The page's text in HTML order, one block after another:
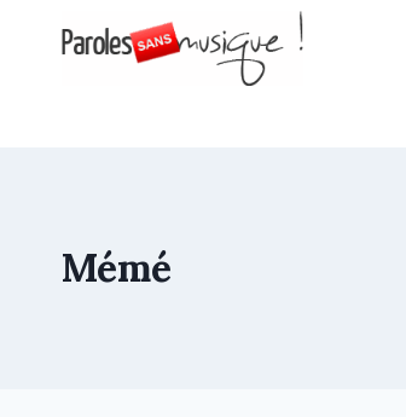
Mémé